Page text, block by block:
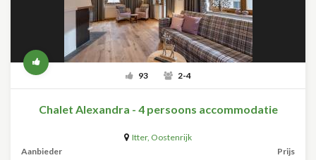
93 2-4
Chalet Alexandra - 4 persoons accommodatie
Itter, Oostenrijk
Aanbieder
Prijs